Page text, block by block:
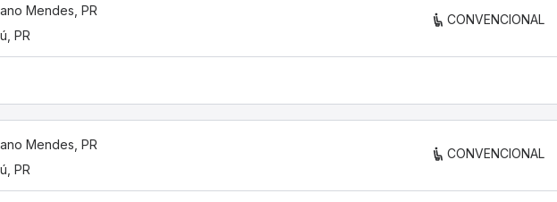
Mendes, PR
PR
CONVENCIONAL
Mendes, PR
PR
CONVENCIONAL